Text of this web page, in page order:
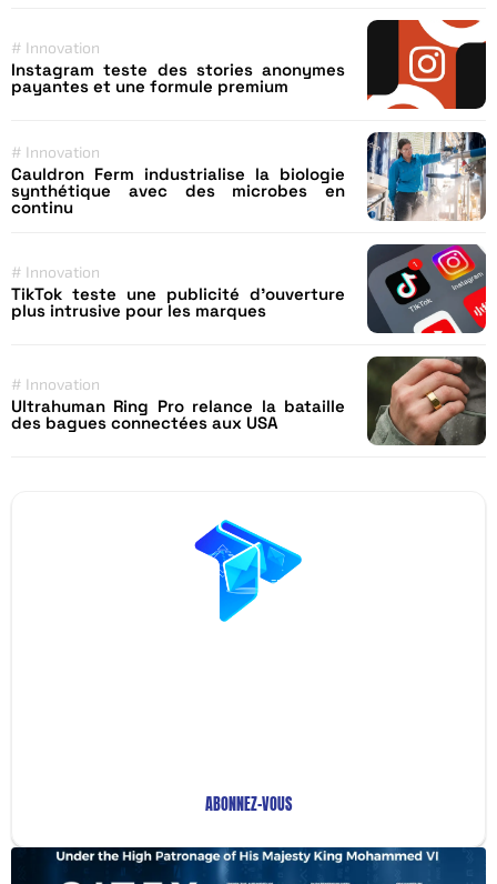
# Innovation
Instagram teste des stories anonymes
payantes et une formule premium
# Innovation
Cauldron Ferm industrialise la biologie
synthétique avec des microbes en
continu
# Innovation
TikTok teste une publicité d’ouverture
plus intrusive pour les marques
# Innovation
Ultrahuman Ring Pro relance la bataille
des bagues connectées aux USA
ABONNEZ-VOUS